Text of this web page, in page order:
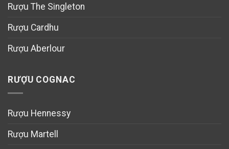
Rượu The Singleton
Rượu Cardhu
Rượu Aberlour
RƯỢU COGNAC
Rượu Hennessy
Rượu Martell